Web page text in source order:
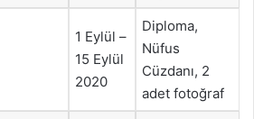
1 Eylül –
15 Eylül
2020
Diploma,
Nüfus
Cüzdanı, 2
adet fotoğraf